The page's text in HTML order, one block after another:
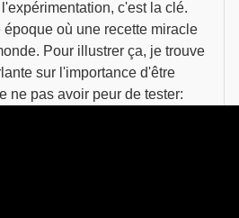
c'est la clé.
où une recette miracle
Pour illustrer ça, je trouve
sur l'importance d'être
ne pas avoir peur de tester: